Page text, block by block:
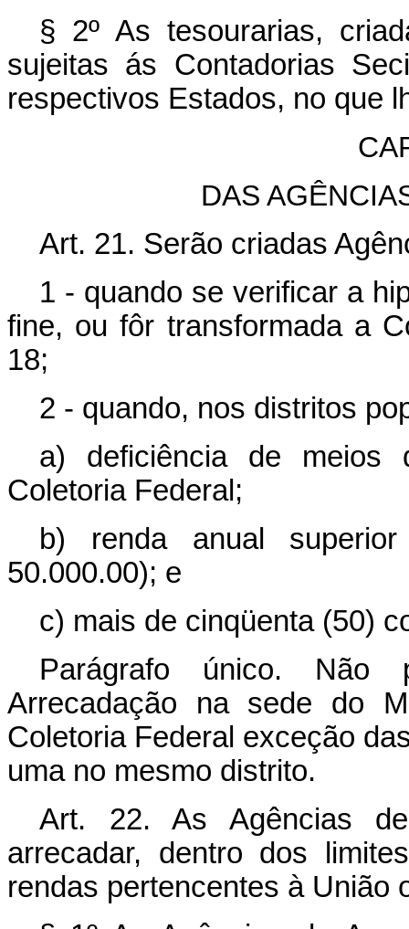
§ 2º As tesourarias,
sujeitas ás Contadorias
respectivos Estados, no que
DAS
Art. 21. Serão criadas
1 - quando se verificar a
fine, ou fôr transformada a
18;
2 - quando, nos distritos
a) deficiência de meios
Coletoria Federal;
b) renda anual
50.000.00); e
c) mais de cinqüenta (50)
Parágrafo único. Não
Arrecadação na sede do
Coletoria Federal exceção
uma no mesmo distrito.
Art. 22. As Agências
arrecadar, dentro dos
rendas pertencentes à